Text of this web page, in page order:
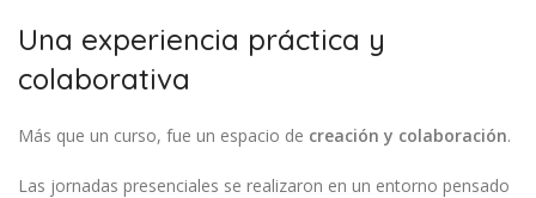
Una experiencia práctica y
colaborativa
Más que un curso, fue un espacio de creación y colaboración.
Las jornadas presenciales se realizaron en un entorno pensado